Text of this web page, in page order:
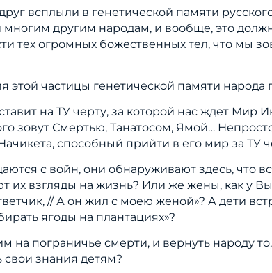
всплыли в генетической памяти
многим другим народам, и вообще, это
тех огромных божественных тел, что мы
этой частицы генетической памяти народа
на ТУ черту, за которой нас ждет
зовут Смертью, Танатосом, Ямой…
способный прийти в его мир за ТУ
с войн, они обнаруживают здесь,
их взгляды на жизнь? Или же жены, как у
// А он жил с моею женой»? А дети
ягоды на плантациях»?
на пограничье смерти, и вернуть народу
знания детям?